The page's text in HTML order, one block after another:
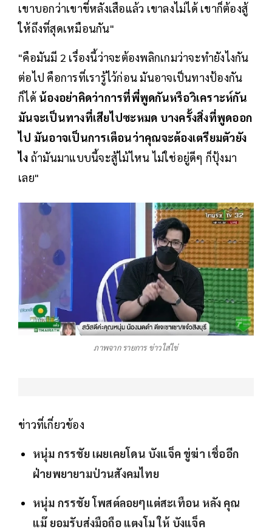
เขาบอกว่าเขาขี่หลังเสือแล้ว เขาลงไม่ได้ เขาก็ต้องสู้
ให้ถึงที่สุดเหมือนกัน"
"คือมันมี 2 เรื่องนี้ว่าจะต้องพลิกเกมว่าจะทำยังไงกัน
ต่อไป คือการที่เรารู้ไว้ก่อน มันอาจเป็นทางป้องกัน
ก็ได้ น้องอย่าคิดว่าการที่พี่พูดกันหรือวิเคราะห์กัน
มันจะเป็นทางที่เสียไปซะหมด บางครั้งสิ่งที่พูดออก
ไป มันอาจเป็นการเตือนว่าคุณจะต้องเตรียมตัวยัง
ไง ถ้ามันมาแบบนี้จะสู้ไม้ไหน ไม่ใช่อยู่ดีๆ ก็ปุ้งมา
เลย"
ภาพจาก รายการ ข่าวใส่ไข่
ข่าวที่เกี่ยวข้อง
หนุ่ม กรรชัย เผยเคยโดน บังแจ็ค ขู่ฆ่า เชื่ออีก
ฝ่ายพยายามป่วนสังคมไทย
หนุ่ม กรรชัย โพสต์ลอยๆแต่สะเทือน หลัง คุณ
แม๊ ยอมรับส่งมือถือ แตงโม ให้ บังแจ็ค